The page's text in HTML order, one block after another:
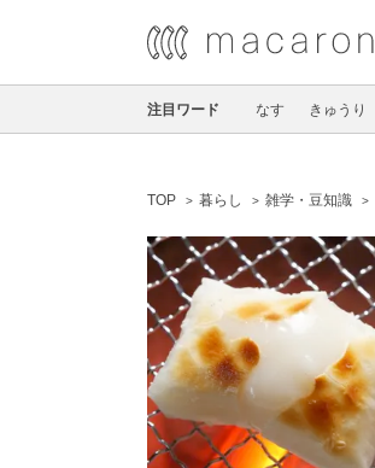
注目ワード なす きゅうり
TOP 暮らし 雑学・豆知識